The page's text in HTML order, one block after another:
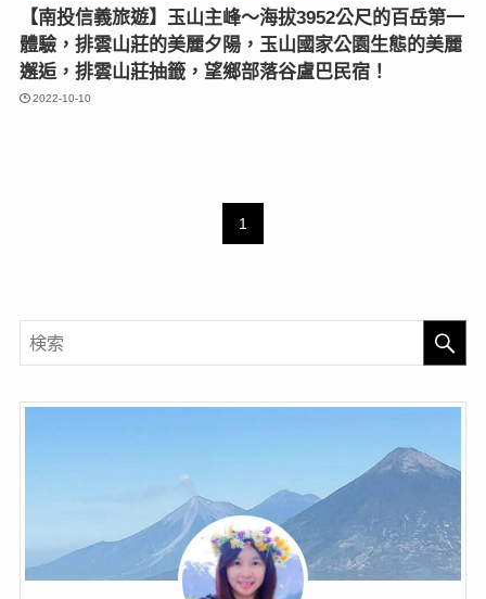
【南投信義旅遊】玉山主峰〜海拔3952公尺的百岳第一
體驗，排雲山莊的美麗夕陽，玉山國家公園生態的美麗
邂逅，排雲山莊抽籤，望鄉部落谷盧巴民宿！
2022-10-10
1